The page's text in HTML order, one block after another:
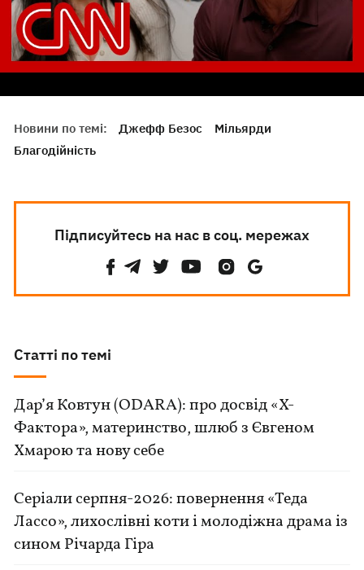
Новини по темі: Джефф Безос
Мільярди
Благодійність
Підписуйтесь на нас в соц. мережах
Статті по темі
Дар’я Ковтун (ODARA): про досвід «Х-
Фактора», материнство, шлюб з Євгеном
Хмарою та нову себе
Серіали серпня-2026: повернення «Теда
Лассо», лихослівні коти і молодіжна драма із
сином Річарда Гіра